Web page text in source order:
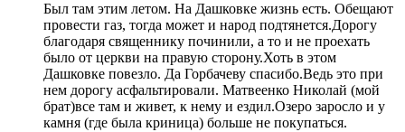
Был там этим летом. На Дашковке жизнь есть. Обещают
провести газ, тогда может и народ подтянется.Дорогу
благодаря священнику починили, а то и не проехать
было от церкви на правую сторону.Хоть в этом
Дашковке повезло. Да Горбачеву спасибо.Ведь это при
нем дорогу асфальтировали. Матвеенко Николай (мой
брат)все там и живет, к нему и ездил.Озеро заросло и у
камня (где была криница) больше не покупаться.